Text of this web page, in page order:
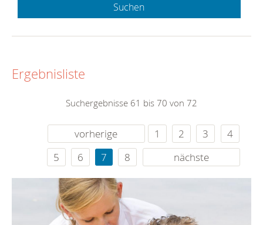
Suchen
Ergebnisliste
Suchergebnisse 61 bis 70 von 72
vorherige 1 2 3
4
5
6 7 8 nächste